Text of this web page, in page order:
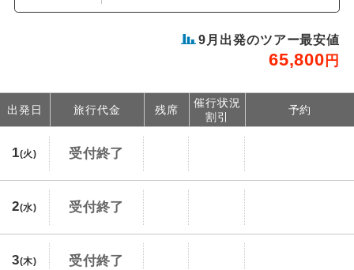
9 月出発のツアー最安値
65,800 円
出発日 旅行代金 残席
催行状況
割引
予約
1(火) 受付終了
2(水) 受付終了
3(木) 受付終了